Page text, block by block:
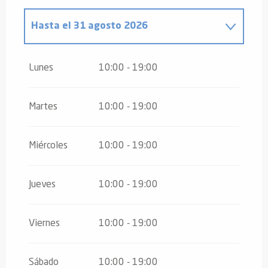
Hasta el 31 agosto 2026
septiembre 2026
Lunes 10:00 - 19:00
Martes 10:00 - 19:00
Miércoles 10:00 - 19:00
Jueves 10:00 - 19:00
Viernes 10:00 - 19:00
Sábado 10:00 - 19:00